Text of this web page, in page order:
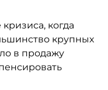
когда
крупных
в продажу